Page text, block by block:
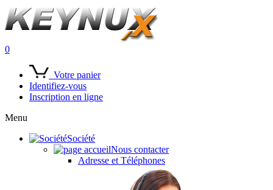
0
Votre panier
Identifiez-vous
Inscription en ligne
Menu
Société
Nous contacter
Adresse et Téléphones